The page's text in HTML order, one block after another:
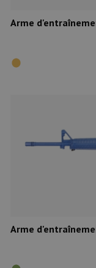
Arme
Arme